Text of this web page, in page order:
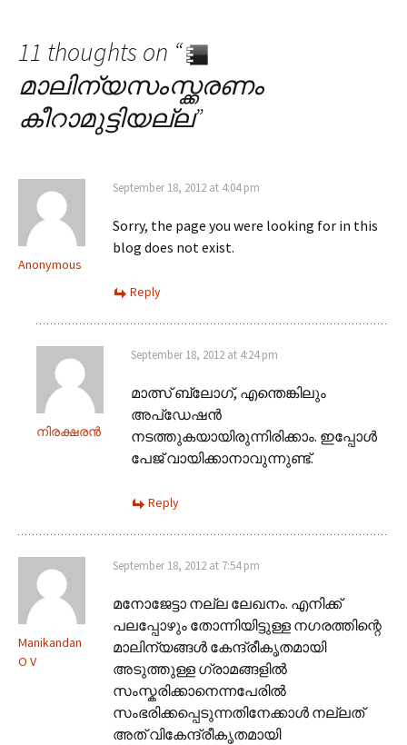
11 thoughts on “
മാലിന്യസംസ്ക്കരണം
കീറാമുട്ടിയല്ല”
Anonymous
September 18, 2012 at 4:04 pm
Sorry, the page you were looking for in this
blog does not exist.
Reply
നിരക്ഷരൻ
September 18, 2012 at 4:24 pm
മാത്സ് ബ്ലോഗ്, എന്തെങ്കിലും
അപ്‌ഡേഷൻ
നടത്തുകയായിരുന്നിരിക്കാം. ഇപ്പോൾ
പേജ് വായിക്കാനാവുന്നുണ്ട്.
Reply
Manikandan
O V
September 18, 2012 at 7:54 pm
മനോജേട്ടാ നല്ല ലേഖനം. എനിക്ക്
പലപ്പോഴും തോന്നിയിട്ടുള്ള നഗരത്തിന്റെ
മാലിന്യങ്ങൾ കേന്ദ്രീകൃതമായി
അടുത്തുള്ള ഗ്രാമങ്ങളിൽ
സംസ്കരിക്കാനെന്നപേരിൽ
സംഭരിക്കപ്പെടുന്നതിനേക്കാൾ നല്ലത്
അത് വികേന്ദ്രീകൃതമായി